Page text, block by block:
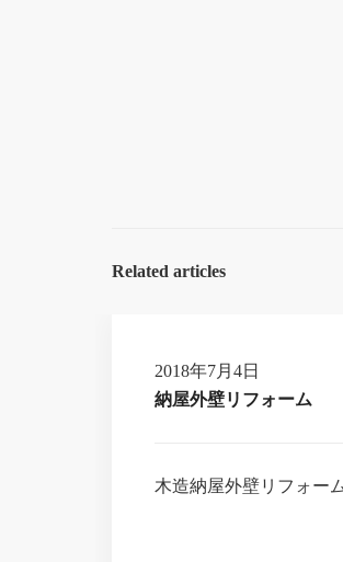
Related articles
2018年7月4日
納屋外壁リフォーム
木造納屋外壁リフォー